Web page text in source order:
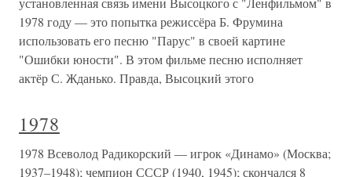
1978 году — это попытка режиссёра Б. Фрумина
использовать его песню "Парус" в своей картине
"Ошибки юности". В этом фильме песню исполняет
актёр С. Жданько. Правда, Высоцкий этого
1978
1978 Всеволод Радикорский — игрок «Динамо» (Москва;
1937–1948); чемпион СССР (1940, 1945); скончался 8